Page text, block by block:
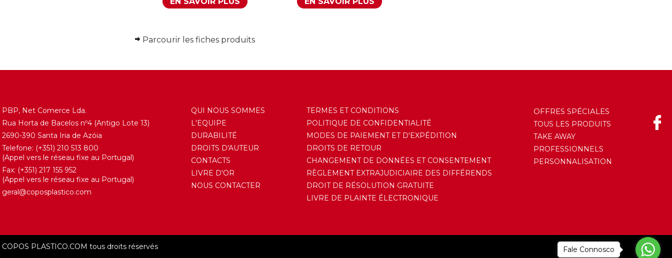
Parcourir les fiches produits
PBP, Net Comerce Lda.
Rua Horta de Bacelos nº4 (Antigo Lote 13)
2690-390 Santa Iria de Azóia
Telefone: (+351) 210 513 800
(Appel vers le réseau fixe au Portugal)
Fax: (+351) 217 155 952
(Appel vers le réseau fixe au Portugal)
geral@coposplastico.com
QUI NOUS SOMMES
L'EQUIPE
DURABILITÉ
DROITS D'AUTEUR
CONTACTS
LIVRE D'OR
NOUS CONTACTER
TERMES ET CONDITIONS
POLITIQUE DE CONFIDENTIALITÉ
MODES DE PAIEMENT ET D'EXPÉDITION
DROITS DE RETOUR
CHANGEMENT DE DONNÉES ET CONSENTEMENT
RÈGLEMENT EXTRAJUDICIAIRE DES DIFFÉRENDS
DROIT DE RÉSOLUTION GRATUITE
LIVRE DE PLAINTE ÉLECTRONIQUE
OFFRES SPÉCIALES
TOUS LES PRODUITS
TAKE AWAY
PROFESSIONNELS
PERSONNALISATION
COPOS PLASTICO.COM tous droits réservés
Fale Connosco